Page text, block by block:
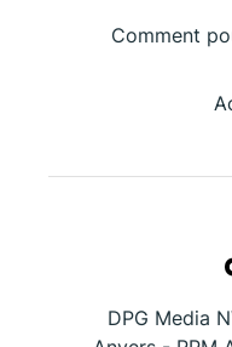
Comment
DPG Media